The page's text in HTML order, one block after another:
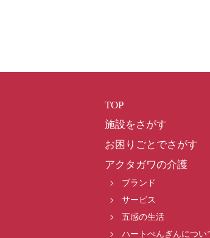
TOP
施設をさがす
お困りごとでさがす
アクタガワの介護
ブランド
サービス
五感の生活
ハートぺんぎんについ